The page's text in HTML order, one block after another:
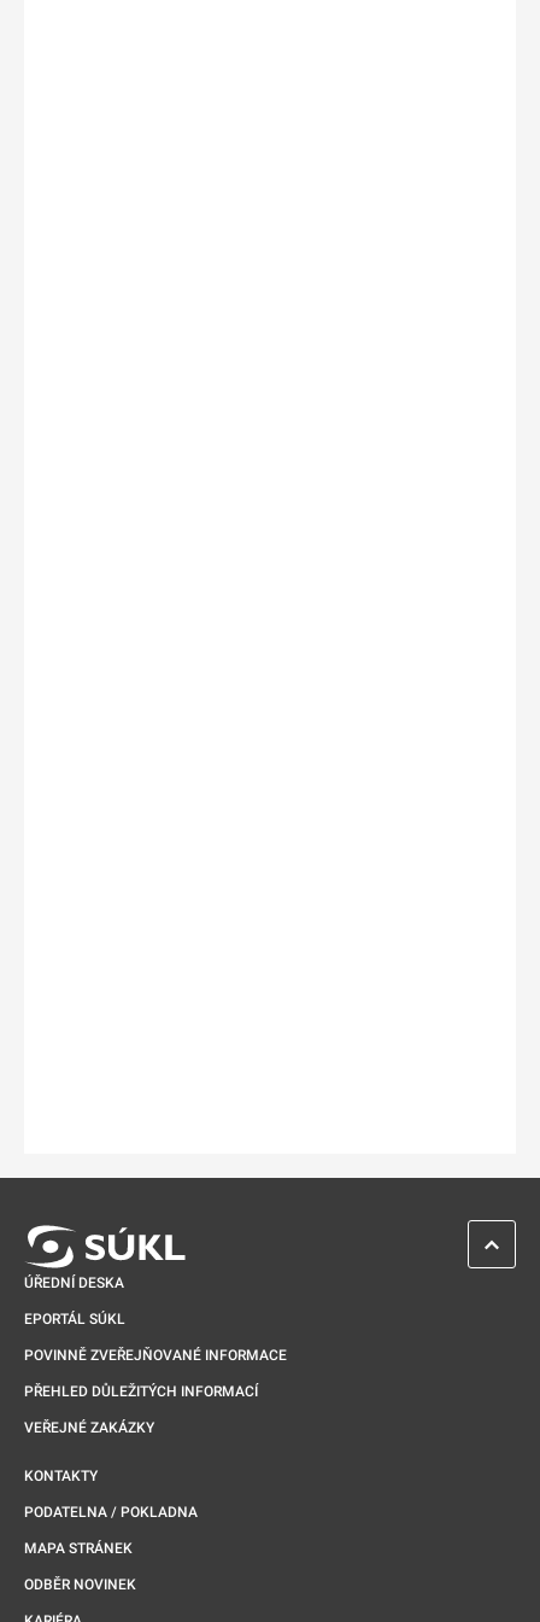
ÚŘEDNÍ DESKA
EPORTÁL SÚKL
POVINNĚ ZVEŘEJŇOVANÉ INFORMACE
PŘEHLED DŮLEŽITÝCH INFORMACÍ
VEŘEJNÉ ZAKÁZKY
KONTAKTY
PODATELNA / POKLADNA
MAPA STRÁNEK
ODBĚR NOVINEK
ZPĚT